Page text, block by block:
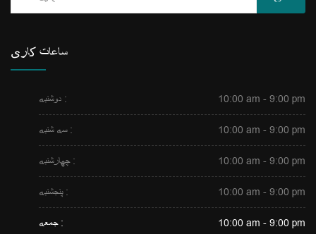
ساعات کاری
دوشنبه : 10:00 am - 9:00 pm
سه شنبه : 10:00 am - 9:00 pm
چهارشنبه : 10:00 am - 9:00 pm
پنجشنبه : 10:00 am - 9:00 pm
جمعه : 10:00 am - 9:00 pm